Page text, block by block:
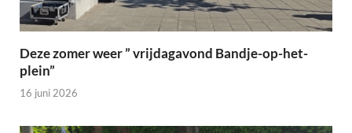
Deze zomer weer ” vrijdagavond Bandje-op-het-
plein”
16 juni 2026